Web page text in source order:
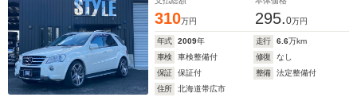
310万円 295.0万円
年式 2009年 走行 6.6万km
車検
車検整備付 修復
なし
保証
保証付 整備
法定整備付
住所
北海道帯広市